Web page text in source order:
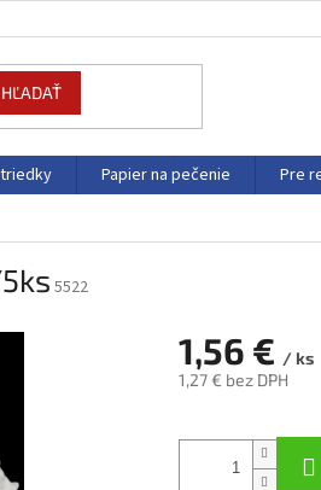
HĽADAŤ
Papier na pečenie Pre
5522
1,56 € / ks
1,27 € bez DPH
cena: